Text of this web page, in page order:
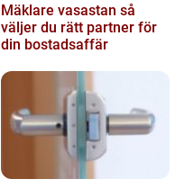
Mäklare vasastan så
väljer du rätt partner för
din bostadsaffär